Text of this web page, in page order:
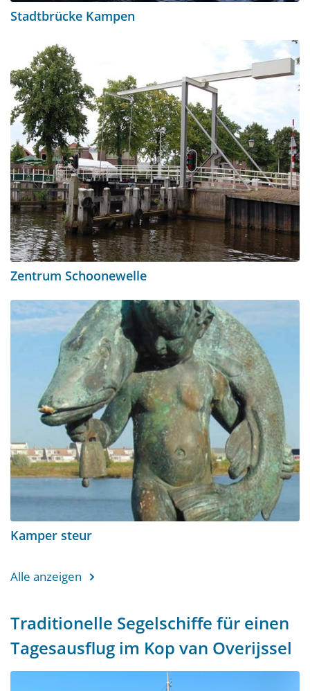
Stadtbrücke Kampen
Zentrum Schoonewelle
Kamper steur
Alle anzeigen
Traditionelle Segelschiffe für einen
Tagesausflug im Kop van Overijssel